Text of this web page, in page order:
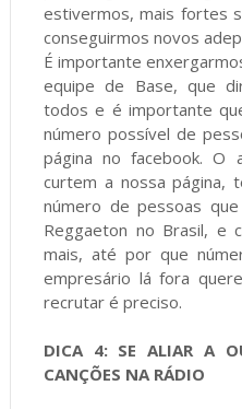
estivermos, mais fortes
conseguirmos novos
É importante
equipe de Base, que
todos e é importante
número possível de
página no facebook. O
curtem a nossa página,
número de pessoas
Reggaeton no Brasil, e
mais, até por que
empresário lá fora
recrutar é preciso.
DICA 4: SE ALIAR A
CANÇÕES NA RÁDIO